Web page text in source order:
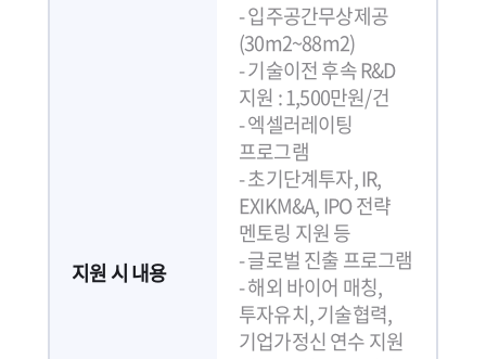
지원 시 내용
- 입주공간무상제공
(30m2~88m2)
- 기술이전 후속 R&D
지원 : 1,500만원/건
- 엑셀러레이팅
프로그램
- 초기단계투자, IR,
EXIKM&A, IPO 전략
멘토링 지원 등
- 글로벌 진출 프로그램
- 해외 바이어 매칭,
투자유치, 기술협력,
기업가정신 연수 지원